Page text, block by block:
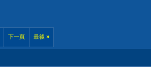
下一頁 最後 »